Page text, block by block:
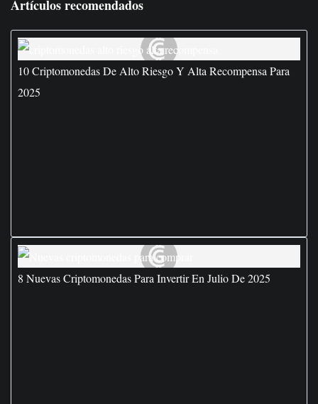
Artículos recomendados
10 Criptomonedas De Alto Riesgo Y Alta Recompensa Para
2025
8 Nuevas Criptomonedas Para Invertir En Julio De 2025